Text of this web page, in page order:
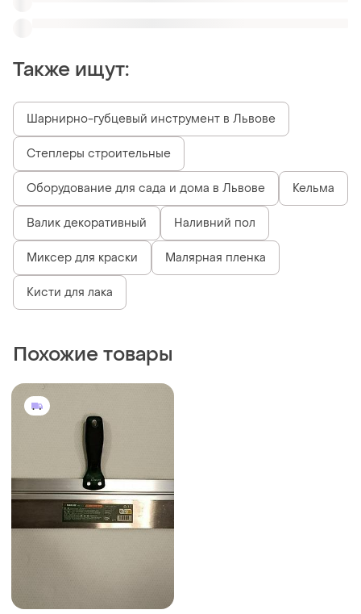
Также ищут:
Шарнирно-губцевый инструмент в Львове
Степлеры строительные
Оборудование для сада и дома в Львове Кельма
Валик декоративный Наливний пол
Миксер для краски Малярная пленка
Кисти для лака
Похожие товары